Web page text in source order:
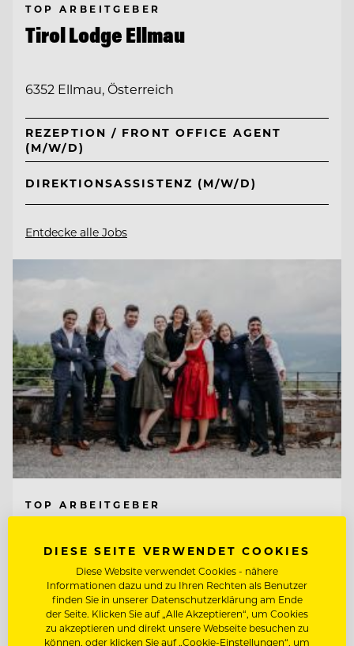
TOP ARBEITGEBER
Tirol Lodge Ellmau
6352 Ellmau, Österreich
REZEPTION / FRONT OFFICE AGENT
(M/W/D)
DIREKTIONSASSISTENZ (M/W/D)
Entdecke alle Jobs
TOP ARBEITGEBER
83471 Berchtesgaden, Deutschland
CHEF DE RANG IM PUR 2* (M/W/D)
DIESE SEITE VERWENDET COOKIES
Diese Website verwendet Cookies - nähere
Informationen dazu und zu Ihren Rechten als Benutzer
finden Sie in unserer Datenschutzerklärung am Ende
der Seite. Klicken Sie auf „Alle Akzeptieren“, um Cookies
zu akzeptieren und direkt unsere Webseite besuchen zu
können, oder klicken Sie auf „Cookie-Einstellungen“, um